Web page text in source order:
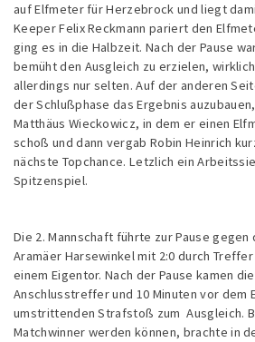
auf Elfmeter für Herzebrock und liegt
Keeper Felix Reckmann pariert den
ging es in die Halbzeit. Nach der Pause
bemüht den Ausgleich zu erzielen,
allerdings nur selten. Auf der anderen
der Schlußphase das Ergebnis
Matthäus Wieckowicz, in dem er einen
schoß und dann vergab Robin Heinrich
nächste Topchance. Letzlich ein
Spitzenspiel.
Die 2. Mannschaft führte zur Pause
Aramäer Harsewinkel mit 2:0 durch
einem Eigentor. Nach der Pause kamen
Anschlusstreffer und 10 Minuten vor dem
umstrittenden Strafstoß zum Ausgleich.
Matchwinner werden können, brachte in